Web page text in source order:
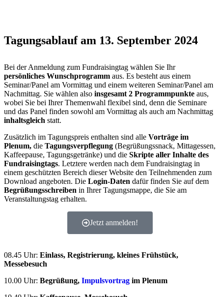
Tagungsablauf am 13. September 2024
Bei der Anmeldung zum Fundraisingtag wählen Sie Ihr
persönliches Wunschprogramm aus. Es besteht aus einem
Seminar/Panel am Vormittag und einem weiteren Seminar/Panel am
Nachmittag. Sie wählen also insgesamt 2 Programmpunkte aus,
wobei Sie bei Ihrer Themenwahl flexibel sind, denn die Seminare
und das Panel finden sowohl am Vormittag als auch am Nachmittag
inhaltsgleich statt.
Zusätzlich im Tagungspreis enthalten sind alle Vorträge im
Plenum, die Tagungsverpflegung (Begrüßungssnack, Mittagessen,
Kaffeepause, Tagungsgetränke) und die Skripte aller Inhalte des
Fundraisingtags. Letztere werden nach dem Fundraisingtag in
einem geschützten Bereich dieser Website den Teilnehmenden zum
Download angeboten. Die Login-Daten dafür finden Sie auf dem
Begrüßungsschreiben in Ihrer Tagungsmappe, die Sie am
Veranstaltungstag erhalten.
Jetzt anmelden!
08.45 Uhr: Einlass, Registrierung, kleines Frühstück,
Messebesuch
10.00 Uhr: Begrüßung, Impulsvortrag im Plenum